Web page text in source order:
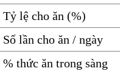
Tỷ lệ cho ăn (%)
Số lần cho ăn / ngày
% thức ăn trong sàng